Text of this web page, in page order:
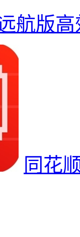
航版
同花